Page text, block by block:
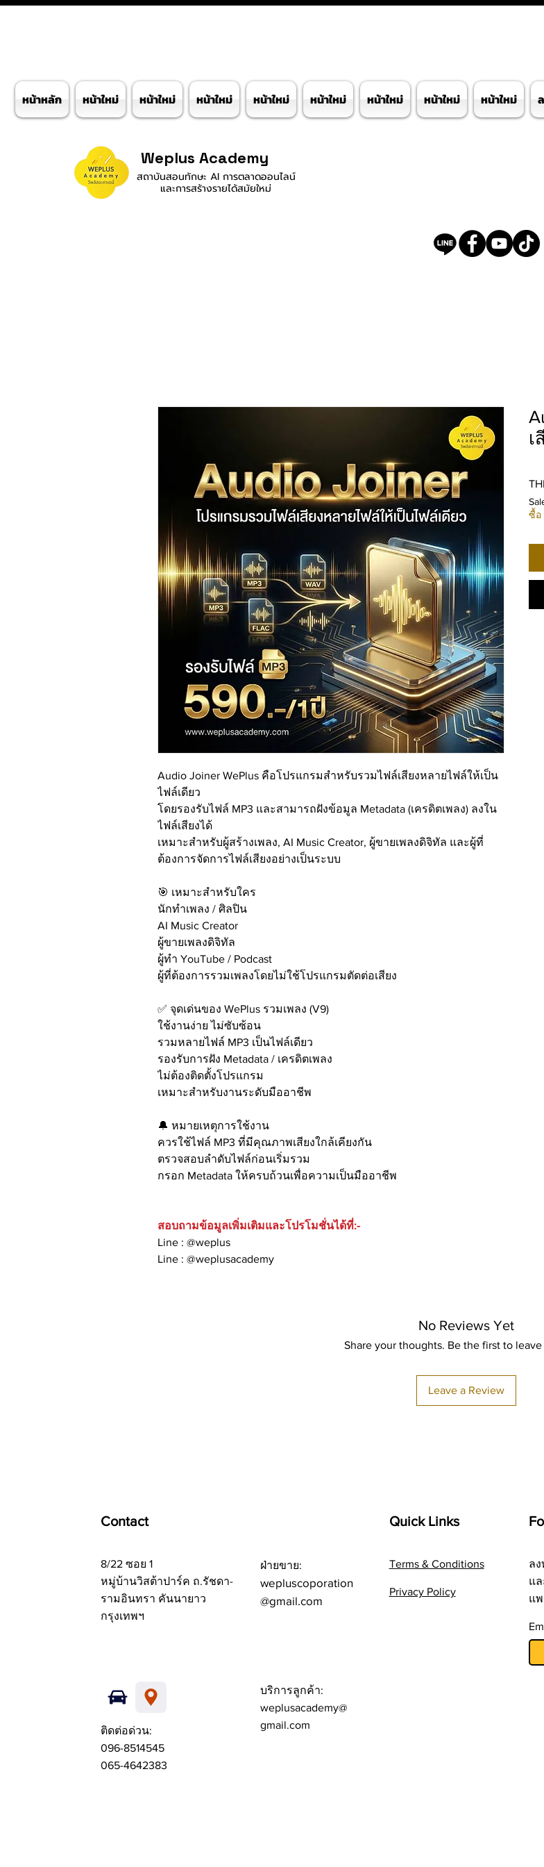
Weplus Academy
สถาบันสอนทักษะ AI การตลาดออนไลน์
และการสร้างรายได้สมัยใหม่
หน้าหลัก หน้าใหม่ หน้าใหม่ หน้าใหม่ หน้าใหม่ หน้าใหม่ หน้าใหม่ หน้าใหม่ หน้าใหม่
Audio Joiner WePlus คือโปรแกรมสำหรับรวมไฟล์เสียงหลายไฟล์ให้เป็น
ไฟล์เดียว
โดยรองรับไฟล์ MP3 และสามารถฝังข้อมูล Metadata (เครดิตเพลง) ลงใน
ไฟล์เสียงได้
เหมาะสำหรับผู้สร้างเพลง, AI Music Creator, ผู้ขายเพลงดิจิทัล และผู้ที่
ต้องการจัดการไฟล์เสียงอย่างเป็นระบบ
🎯 เหมาะสำหรับใคร
นักทำเพลง / ศิลปิน
AI Music Creator
ผู้ขายเพลงดิจิทัล
ผู้ทำ YouTube / Podcast
ผู้ที่ต้องการรวมเพลงโดยไม่ใช้โปรแกรมตัดต่อเสียง
✅ จุดเด่นของ WePlus รวมเพลง (V9)
ใช้งานง่าย ไม่ซับซ้อน
รวมหลายไฟล์ MP3 เป็นไฟล์เดียว
รองรับการฝัง Metadata / เครดิตเพลง
ไม่ต้องติดตั้งโปรแกรม
เหมาะสำหรับงานระดับมืออาชีพ
🔔 หมายเหตุการใช้งาน
ควรใช้ไฟล์ MP3 ที่มีคุณภาพเสียงใกล้เคียงกัน
ตรวจสอบลำดับไฟล์ก่อนเริ่มรวม
กรอก Metadata ให้ครบถ้วนเพื่อความเป็นมืออาชีพ
สอบถามข้อมูลเพิ่มเติมและโปรโมชั่นได้ที่:-
Line : @weplus
Line : @weplusacademy
เ
ซื้อ
No Reviews Yet
Share your thoughts. Be the first to
Leave a Review
Contact
8/22 ซอย 1
หมู่บ้านวิสต้าปาร์ค ถ.รัชดา-
รามอินทรา คันนายาว
กรุงเทพฯ
ติดต่อด่วน:
096-8514545
065-4642383
ฝ่ายขาย:
wepluscoporation
@gmail.com
บริการลูกค้า:
weplusacademy@
gmail.com
Quick Links
Terms & Conditions
Privacy Policy
ล
แ
แ